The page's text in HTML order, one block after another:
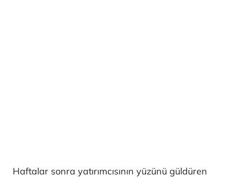
Haftalar sonra yatırımcısının yüzünü güldüren